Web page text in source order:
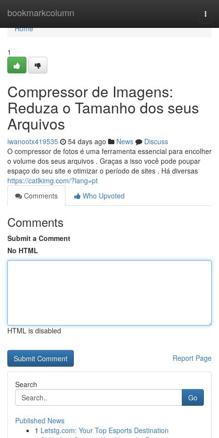
bookmarkcolumn
Home
Home
1
Compressor de Imagens:
Reduza o Tamanho dos seus
Arquivos
iwanootx419535 54 days ago News
Discuss
O compressor de fotos é uma ferramenta essencial para encolher
o volume dos seus arquivos . Graças a isso você pode poupar
espaço do seu site e otimizar o período de sites . Há diversas
https://catlkimg.com/?lang=pt
Comments
Who Upvoted
Comments
Submit a Comment
No HTML
HTML is disabled
Report Page
Search
Go
Published News
1 Letstg.com: Your Top Esports Destination